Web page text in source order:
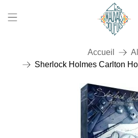
Accueil
All
Sherlock Holmes Carlton